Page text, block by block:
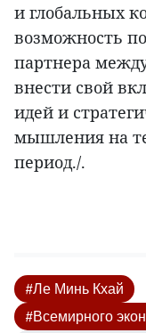
и глобальных
возможность
партнера
внести свой
идей и
мышления на
период./.
#Ле Минь Кхай
#Всемирного